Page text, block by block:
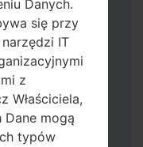
Danych.
się przy
IT
z
Właściciela,
mogą
typów